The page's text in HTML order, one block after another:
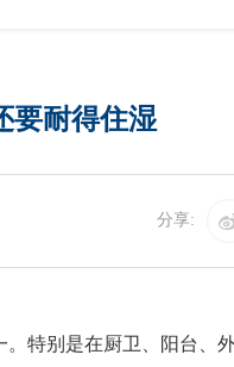
要耐得住湿
分享:
特别是在厨卫、阳台、